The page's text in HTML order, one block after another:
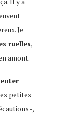
Je
ruelles,
amont.
petites
-,